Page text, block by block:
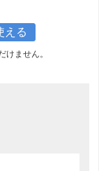
える
ません。